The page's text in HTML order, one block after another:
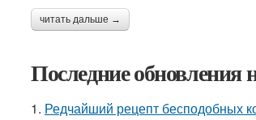
читать дальше →
Последние обновления
1. Редчайший рецепт бесподобных